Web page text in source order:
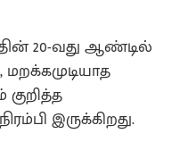
20-வது ஆண்டில்
இருக்கிறது.